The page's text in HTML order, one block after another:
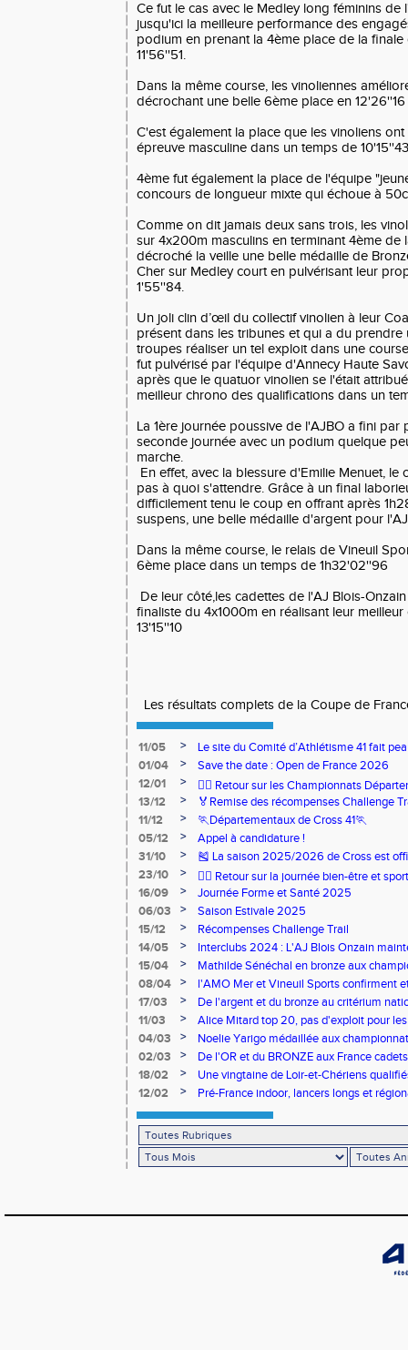
Ce fut le cas avec le Medley long féminins de
jusqu'ici la meilleure performance des
podium en prenant la 4ème place de la
11'56''51.
Dans la même course, les vinoliennes
décrochant une belle 6ème place en 12'26''16
C'est également la place que les vinoliens
épreuve masculine dans un temps de 10'15''43
4ème fut également la place de l'équipe
concours de longueur mixte qui échoue à
Comme on dit jamais deux sans trois, les
sur 4x200m masculins en terminant 4ème de
décroché la veille une belle médaille de
Cher sur Medley court en pulvérisant leur
1'55''84.
Un joli clin d’œil du collectif vinolien à leur
présent dans les tribunes et qui a du prendre
troupes réaliser un tel exploit dans une
fut pulvérisé par l'équipe d'Annecy Haute
après que le quatuor vinolien se l'était
meilleur chrono des qualifications dans un
La 1ère journée poussive de l'AJBO a fini par
seconde journée avec un podium quelque
marche.
En effet, avec la blessure d'Emilie Menuet, le
pas à quoi s'attendre. Grâce à un final
difficilement tenu le coup en offrant après
suspens, une belle médaille d'argent pour
Dans la même course, le relais de Vineuil
6ème place dans un temps de 1h32'02''96
De leur côté,les cadettes de l'AJ Blois-
finaliste du 4x1000m en réalisant leur
13'15''10
Les résultats complets de la Coupe de
11/05 >
Le site du Comité d’Athlétisme 41 fait
01/04
>
Save the date : Open de France 2026
12/01
>
🏃‍♂️ Retour sur les Championnats
13/12
>
🏅Remise des récompenses Challenge
11/12
>
🏃Départementaux de Cross 41🏃
05/12
>
Appel à candidature !
31/10
>
🎽 La saison 2025/2026 de Cross est
23/10
>
🧘‍♀️ Retour sur la journée bien-être et
16/09
>
Journée Forme et Santé 2025
06/03
>
Saison Estivale 2025
15/12
>
Récompenses Challenge Trail
14/05
>
Interclubs 2024 : L'AJ Blois Onzain
Romorantin en N2B
15/04 >
Mathilde Sénéchal en bronze aux
08/04
>
l'AMO Mer et Vineuil Sports confirment
benjamins
17/03 >
De l'argent et du bronze au critérium
11/03
>
Alice Mitard top 20, pas d'exploit pour
04/03
>
Noelie Yarigo médaillée aux
02/03
>
De l'OR et du BRONZE aux France
18/02
>
Une vingtaine de Loir-et-Chériens
12/02
> Pré-France indoor, lancers longs et